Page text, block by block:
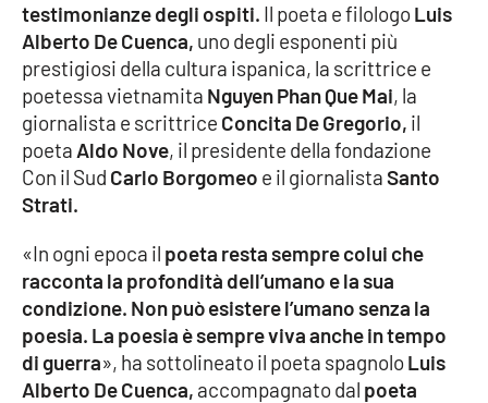
Cronaca
Cultura
Economia e Lavoro
Politica
Società
Sport
testimonianze degli ospiti. Il poeta e filologoLuis
Alberto De Cuenca, uno degli esponenti più
prestigiosi della cultura ispanica, la scrittrice e
poetessa vietnamita Nguyen Phan Que Mai, la
giornalista e scrittrice Concita De Gregorio, il
poeta Aldo Nove, il presidente della fondazione
Con il Sud Carlo Borgomeo e il giornalistaSanto
Strati.
«In ogni epoca il poeta resta sempre colui che
racconta la profondità dell’umano e la sua
condizione. Non può esistere l’umano senza la
poesia. La poesia è sempre viva anche in tempo
di guerra», ha sottolineato il poeta spagnoloLuis
Alberto De Cuenca, accompagnato dal poeta